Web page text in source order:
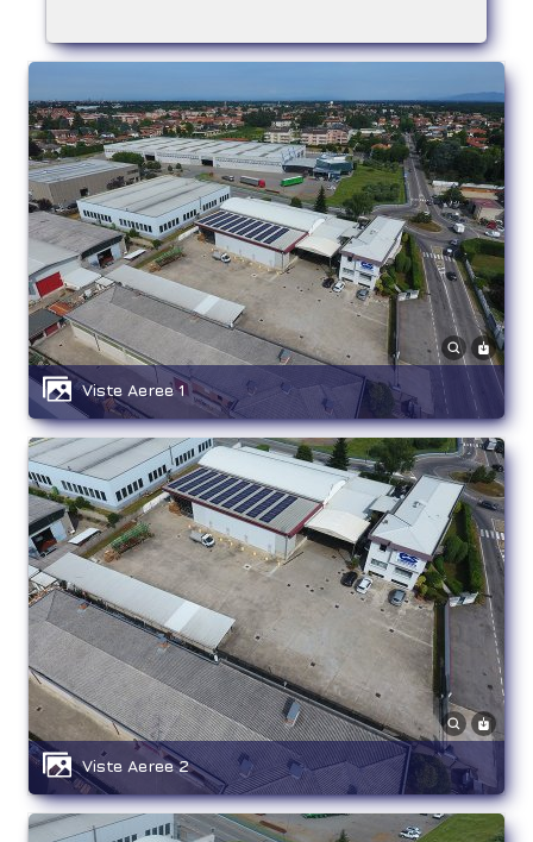
Viste Aeree 1
Viste Aeree 2